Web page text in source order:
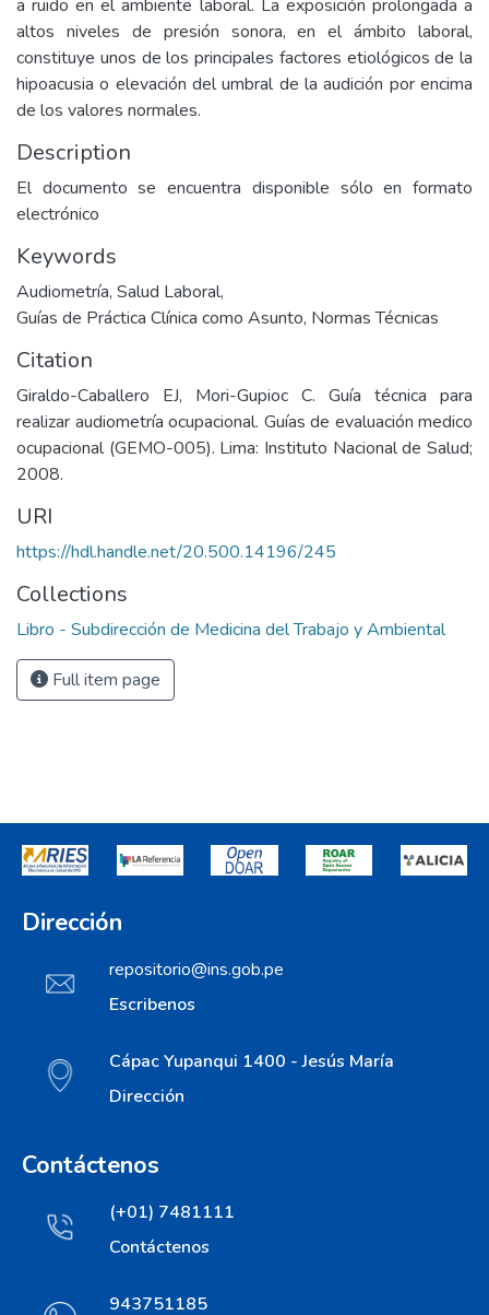
a ruido en el ambiente laboral. La exposición prolongada a
altos niveles de presión sonora, en el ámbito laboral,
constituye unos de los principales factores etiológicos de la
hipoacusia o elevación del umbral de la audición por encima
de los valores normales.
Description
El documento se encuentra disponible sólo en formato
electrónico
Keywords
Audiometría, Salud Laboral,
Guías de Práctica Clínica como Asunto, Normas Técnicas
Citation
Giraldo-Caballero EJ, Mori-Gupioc C. Guía técnica para
realizar audiometría ocupacional. Guías de evaluación medico
ocupacional (GEMO-005). Lima: Instituto Nacional de Salud;
2008.
URI
https://hdl.handle.net/20.500.14196/245
Collections
Libro - Subdirección de Medicina del Trabajo y Ambiental
Full item page
Dirección
repositorio@ins.gob.pe
Escribenos
Cápac Yupanqui 1400 - Jesús María
Dirección
Contáctenos
(+01) 7481111
Contáctenos
943751185